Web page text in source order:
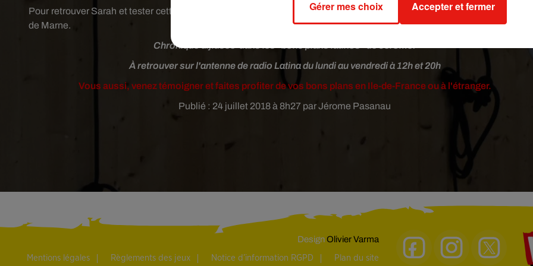
Publié : 24 juillet 2018 à 8h27 par Jérome Pasanau
Pour retrouver Sarah et tester cette discipline, vous pouvez contacterla compagnie Retouramontà Charenton dans le
de Marne.
Chronique diffusée dans les "bons plans latinos" de Jérôme.
À retrouver sur l'antenne de radio Latina du lundi au vendredi à 12h et 20h
Vous aussi, venez témoigner et faites profiter de vos bons plans en Ile-de-France ou à l'étranger.
DesignOlivier Varma
Mentions légales Règlements des jeux Notice d’information RGPD Plan du site
Gérer mes choix Accepter et fermer